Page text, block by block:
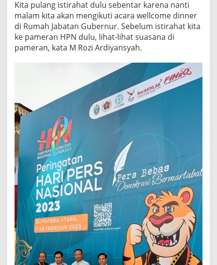
Kita pulang istirahat dulu sebentar karena nanti
malam kita akan mengikuti acara wellcome dinner
di Rumah Jabatan Gubernur. Sebelum istirahat kita
ke pameran HPN dulu, lihat-lihat suasana di
pameran, kata M Rozi Ardiyansyah.